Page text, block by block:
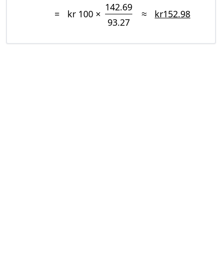
= kr 100 ×
142.69
93.27
≈ kr152.98